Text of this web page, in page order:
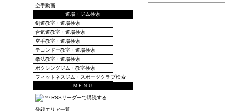
空手動画
道場・ジム検索
剣道教室・道場検索
合気道教室・道場検索
空手教室・道場検索
テコンドー教室・道場検索
拳法教室・道場検索
ボクシングジム・教室検索
フィットネスジム・スポーツクラブ検索
ＭＥＮＵ
RSSリーダーで購読する
登録エリア一覧